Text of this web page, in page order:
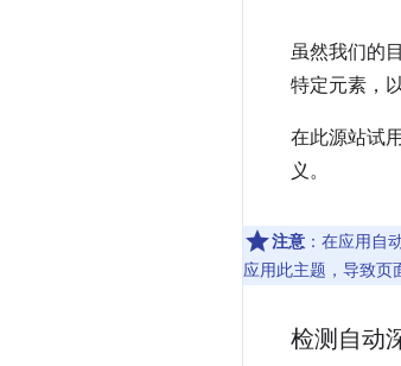
虽然我们的
特定元素，
在此源站试
义。
注意 ：在应用自
应用此主题，导致页
检测自动